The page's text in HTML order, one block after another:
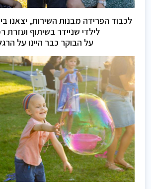
לכבוד הפרידה מבנות השירות, יצאנו
לילדי שניידר בשיתוף ועזרת
על הבוקר כבר היינו על